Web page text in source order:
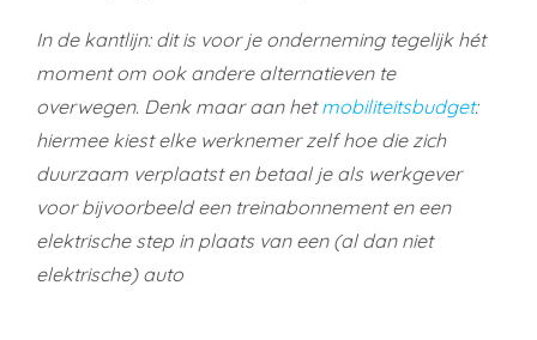
In de kantlijn: dit is voor je onderneming tegelijk hét
moment om ook andere alternatieven te
overwegen. Denk maar aan hetmobiliteitsbudget:
hiermee kiest elke werknemer zelf hoe die zich
duurzaam verplaatst en betaal je als werkgever
voor bijvoorbeeld een treinabonnement en een
elektrische step in plaats van een (al dan niet
elektrische) auto